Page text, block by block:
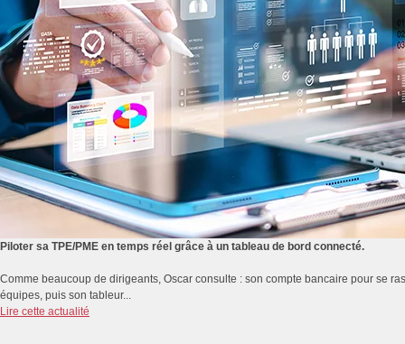
Piloter sa TPE/PME en temps réel grâce à un tableau de bord connecté.
Comme beaucoup de dirigeants, Oscar consulte : son compte bancaire pour se
équipes, puis son tableur...
Lire cette actualité